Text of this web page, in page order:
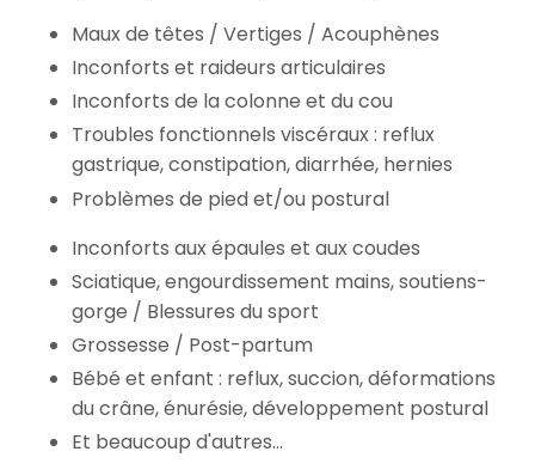
Maux de têtes / Vertiges / Acouphènes
Inconforts et raideurs articulaires
Inconforts de la colonne et du cou
Troubles fonctionnels viscéraux : reflux
gastrique, constipation, diarrhée, hernies
Problèmes de pied et/ou postural
Inconforts aux épaules et aux coudes
Sciatique, engourdissement mains, soutiens-
gorge / Blessures du sport
Grossesse / Post-partum
Bébé et enfant : reflux, succion, déformations
du crâne, énurésie, développement postural
Et beaucoup d'autres…